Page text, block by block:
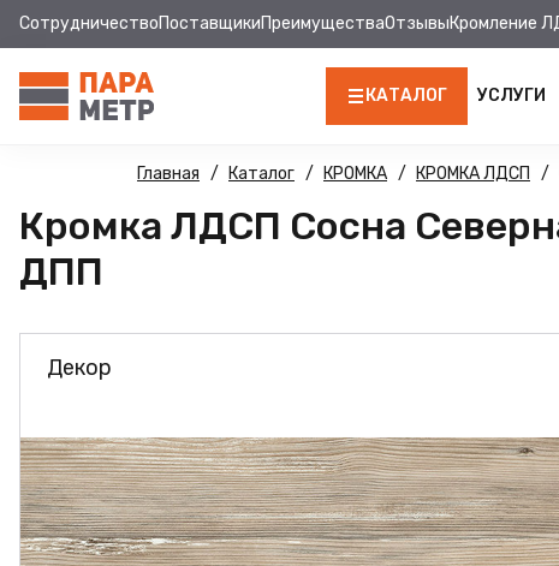
СотрудничествоПоставщикиПреимуществаОтзывыКромление
КАТАЛОГ
ЛДСП
КРОМКА
МДФ ПАНЕЛИ
ХДФ
ФУРНИТУРА
ПРОФИЛЬ
УСЛУГИ
Главная Каталог КРОМКА КРОМКА ЛДСП
Кромка ЛДСП Сосна
ДПП
Декор